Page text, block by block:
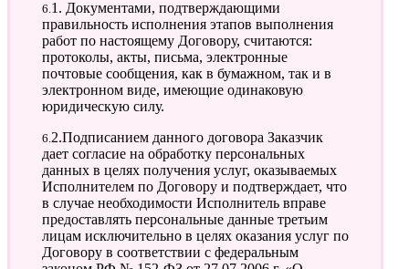
6.1. Документами, подтверждающими
правильность исполнения этапов выполнения
работ по настоящему Договору, считаются:
протоколы, акты, письма, электронные
почтовые сообщения, как в бумажном, так и в
электронном виде, имеющие одинаковую
юридическую силу.
6.2.Подписанием данного договора Заказчик
дает согласие на обработку персональных
данных в целях получения услуг, оказываемых
Исполнителем по Договору и подтверждает, что
в случае необходимости Исполнитель вправе
предоставлять персональные данные третьим
лицам исключительно в целях оказания услуг по
Договору в соответствии с федеральным